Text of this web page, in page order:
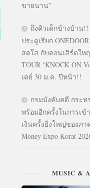
ขายนาน”
ถึงคิวเด็กข้างบ้าน!!
ประตูเรียก
สดใส กับคอนเสิร์ตให
TOUR ‘KNOCK ON
เดย์ 30 ม.ค. ปีหน้า!!
กรมบังคับคดี กระท
พร้อมอีกครั้งในการเข้
เงินครั้งยิ่งใหญ่ของภา
Money Expo Korat
MUSIC &